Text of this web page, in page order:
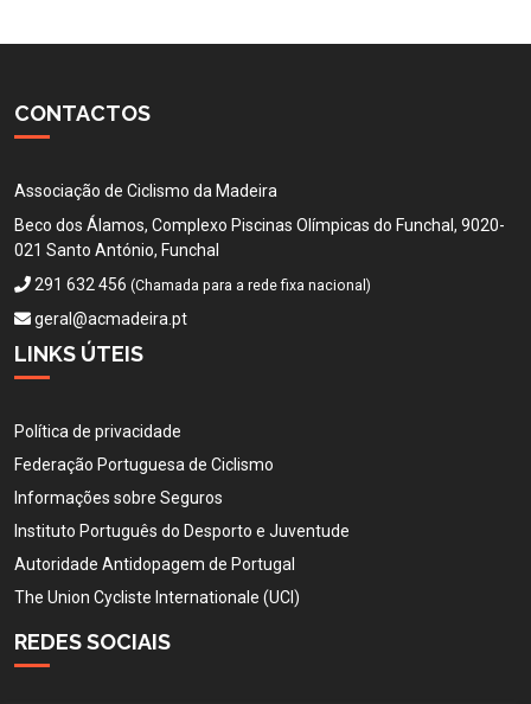
CONTACTOS
Associação de Ciclismo da Madeira
Beco dos Álamos, Complexo Piscinas Olímpicas do Funchal, 9020-
021 Santo António, Funchal
291 632 456 (Chamada para a rede fixa nacional)
geral@acmadeira.pt
LINKS ÚTEIS
Política de privacidade
Federação Portuguesa de Ciclismo
Informações sobre Seguros
Instituto Português do Desporto e Juventude
Autoridade Antidopagem de Portugal
The Union Cycliste Internationale (UCI)
REDES SOCIAIS